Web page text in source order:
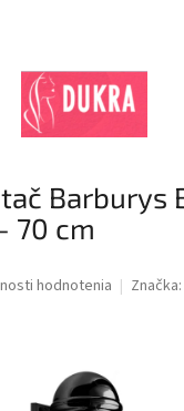
Barburys
70 cm
hodnotenia Značka: